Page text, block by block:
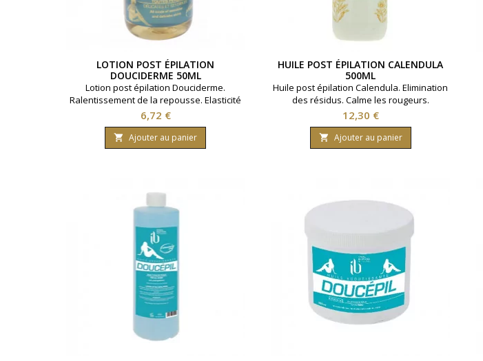
LOTION POST ÉPILATION
DOUCIDERME 50ML
Lotion post épilation Douciderme.
Ralentissement de la repousse. Elasticité
de la peau. Contenance 50ml.
Prix
6,72 €
 Ajouter au panier
HUILE POST ÉPILATION CALENDULA
500ML
Huile post épilation Calendula. Elimination
des résidus. Calme les rougeurs.
Contenance 500ml.
Prix
12,30 €
 Ajouter au panier